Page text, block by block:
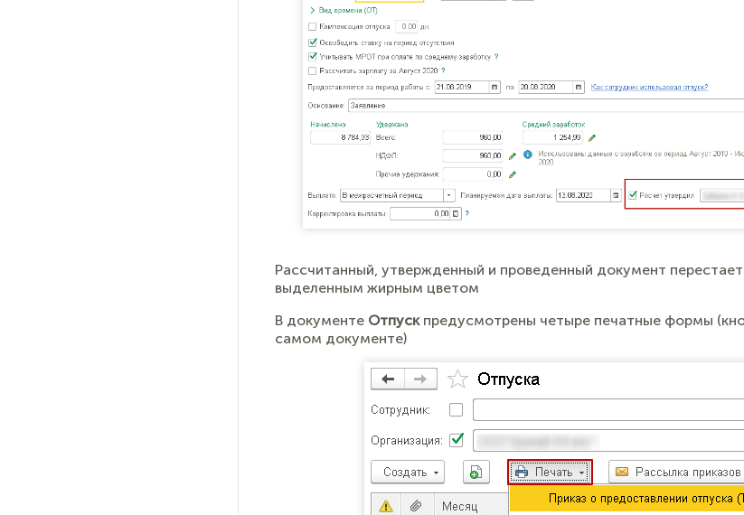
Рассчитанный, утвержденный и проведенный документ
выделенным жирным цветом
В документе Отпускпредусмотрены четыре печатные формы
самом документе)